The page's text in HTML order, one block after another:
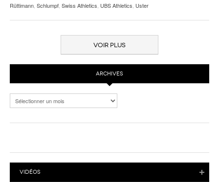
Rüttimann Schlumpf Swiss Athletics UBS Athletics Uster
VOIR PLUS
ARCHIVES
Archives
VIDÉOS